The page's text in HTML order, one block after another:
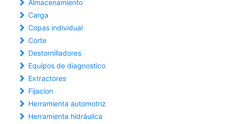
Almacenamiento
Carga
Copas individual
Corte
Destornilladores
Equipos de diagnostico
Extractores
Fijacion
Herramienta automotriz
Herramienta hidráulica